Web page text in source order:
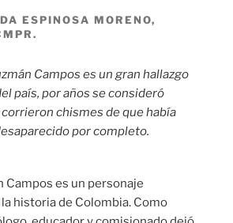
ESPINOSA MORENO,
Campos es un gran hallazgo
país, por años se consideró
chismes de que había
por completo.
Campos es un personaje
historia de Colombia. Como